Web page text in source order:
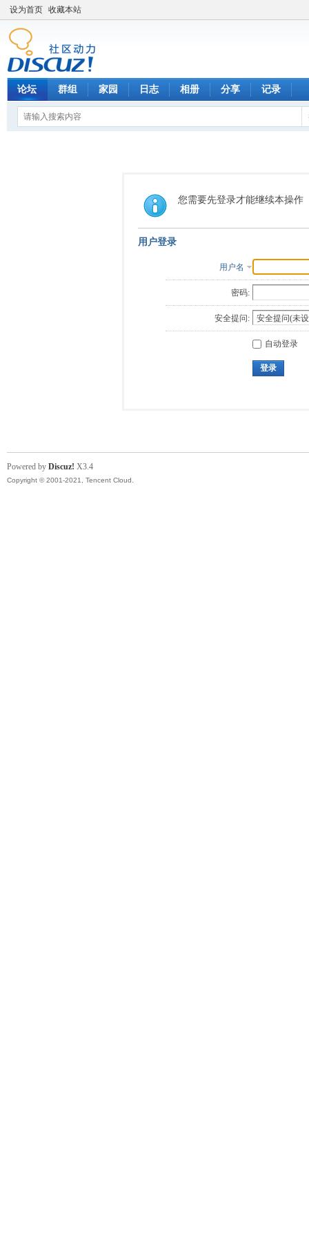
设为首页 收藏本站
论坛 群组 家园 日志 相册 分享 记录
您需要先登录才能继续本操作
用户登录
用户名
密码:
安全提问:
自动登录
登录
Powered by Discuz! X3.4
Copyright © 2001-2021, Tencent Cloud.